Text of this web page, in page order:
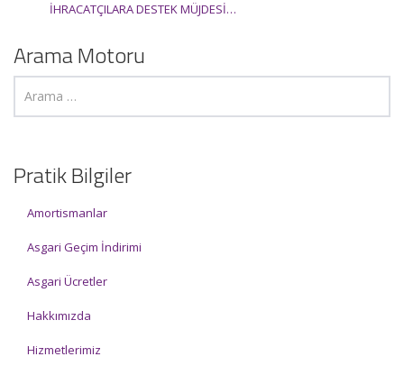
İHRACATÇILARA DESTEK MÜJDESİ…
Arama Motoru
Pratik Bilgiler
Amortismanlar
Asgari Geçim İndirimi
Asgari Ücretler
Hakkımızda
Hizmetlerimiz